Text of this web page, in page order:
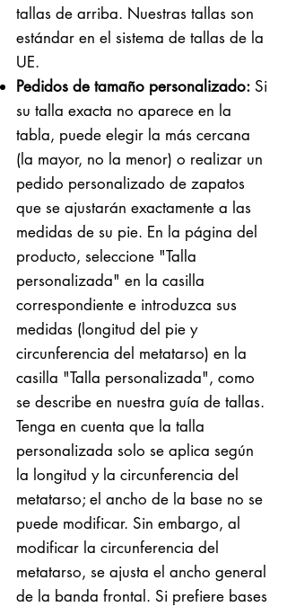
tallas de arriba. Nuestras tallas son
estándar en el sistema de tallas de la
UE.
Pedidos de tamaño personalizado: Si
su talla exacta no aparece en la
tabla, puede elegir la más cercana
(la mayor, no la menor) o realizar un
pedido personalizado de zapatos
que se ajustarán exactamente a las
medidas de su pie. En la página del
producto, seleccione "Talla
personalizada" en la casilla
correspondiente e introduzca sus
medidas (longitud del pie y
circunferencia del metatarso) en la
casilla "Talla personalizada", como
se describe en nuestra guía de tallas.
Tenga en cuenta que la talla
personalizada solo se aplica según
la longitud y la circunferencia del
metatarso; el ancho de la base no se
puede modificar. Sin embargo, al
modificar la circunferencia del
metatarso, se ajusta el ancho general
de la banda frontal. Si prefiere bases